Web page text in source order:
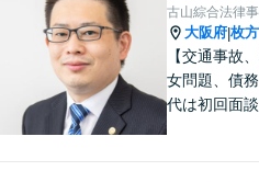
古山綜合法律
大阪府|枚
【交通事故
女問題、債
代は初回面